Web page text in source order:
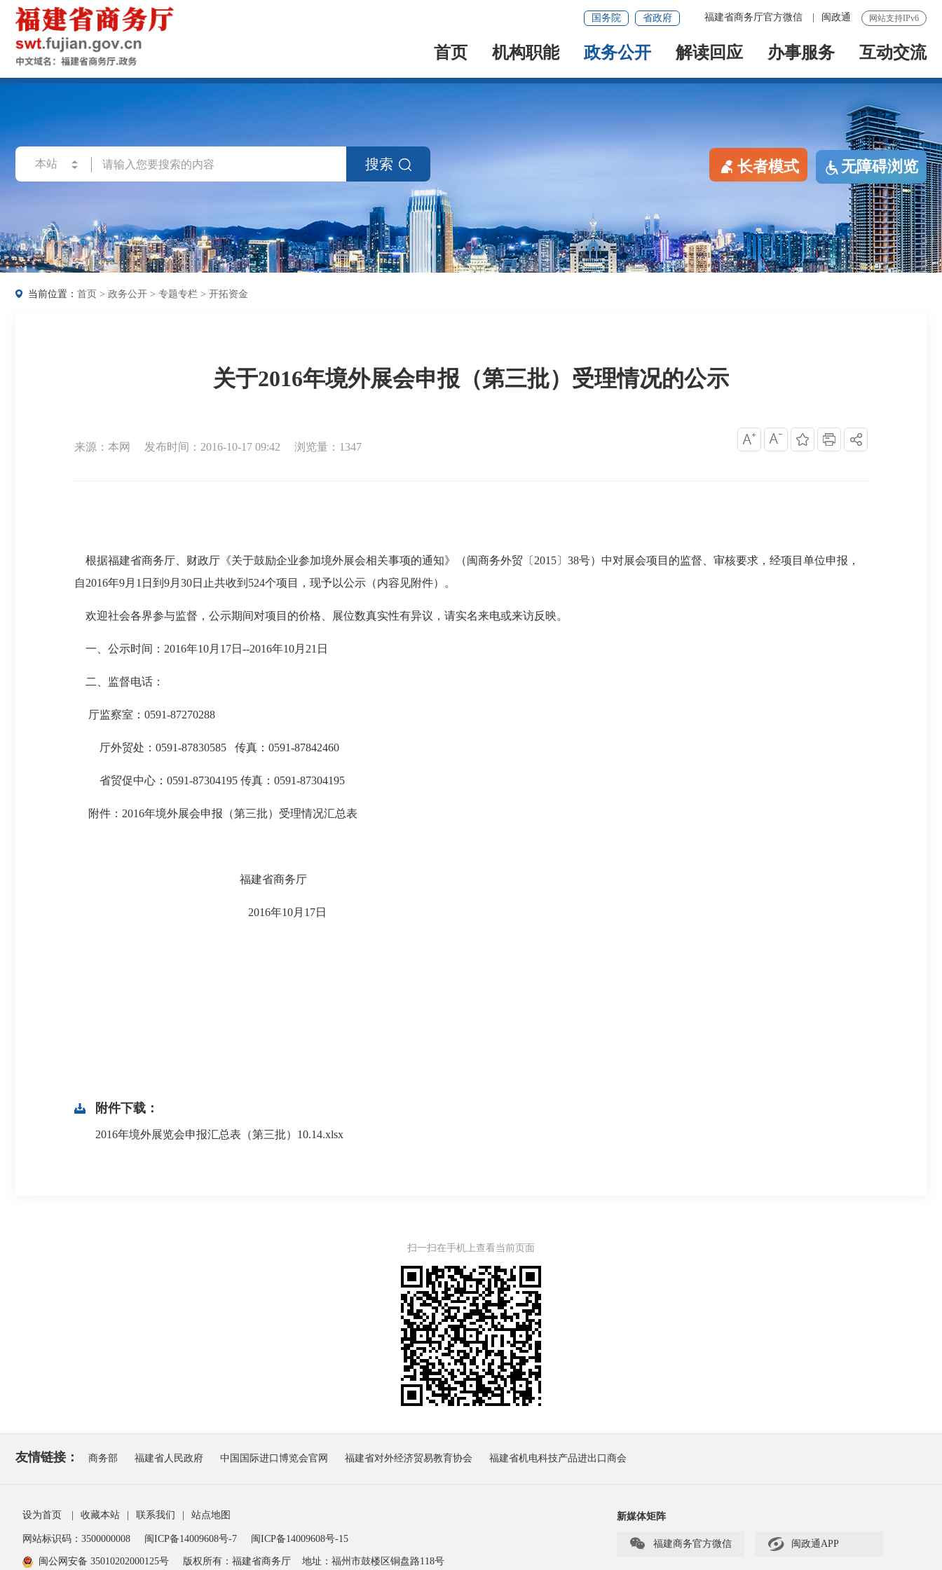
网站支持IPv6
福建省商务厅官方微信 闽政通
国务院 省政府
首页 机构职能 政务公开 解读回应 办事服务 互动交流
搜索 长者模式 无障碍浏览
当前位置： 首页 > 政务公开 > 专题专栏 > 开拓资金
关于2016年境外展会申报（第三批）受理情况的公示
来源：本网 发布时间：2016-10-17 09:42 浏览量：1347
根据福建省商务厅、财政厅《关于鼓励企业参加境外展会相关事项的通知》（闽商务外贸〔 2015〕 38号）中对展会项目的监督、审核要求，经项目单位申报，
自2016年9月 1 日到 9月 30日止共收到 524个项目，现予以公示（内容见附件）。
欢迎社会各界参与监督，公示期间对项目的价格、展位数真实性有异议，请实名来电或来访反映。
一、公示时间： 2016年10月 17日 --2016年10月 21 日
二、监督电话：
厅监察室： 0591-87270288
厅外贸处： 0591-87830585 传真： 0591-87842460
省贸促中心： 0591-87304195 传真： 0591-87304195
附件： 2016年境外展会申报（第三批）受理情况汇总表
福建省商务厅
2016年10月 17日
附件下载：
2016年境外展览会申报汇总表（第三批）10.14.xlsx
扫一扫在手机上查看当前页面
友情链接： 商务部 福建省人民政府 中国国际进口博览会官网 福建省对外经济贸易教育协会 福建省机电科技产品进出口商会
设为首页 收藏本站 联系我们 站点地图
网站标识码：3500000008 闽ICP备14009608号-7 闽ICP备14009608号-15
闽公网安备 35010202000125号 版权所有：福建省商务厅 地址：福州市鼓楼区铜盘路118号
新媒体矩阵
 福建商务官方微信  闽政通APP